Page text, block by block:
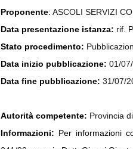
Proponente: ASCOLI SERVIZI
Data presentazione istanza: rif.
Stato procedimento:
Data inizio pubblicazione: 01/
Data fine pubblicazione: 31/07/
Autorità competente: Provincia
Informazioni: Per informazioni